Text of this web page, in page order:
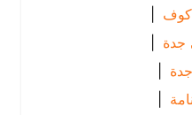
|